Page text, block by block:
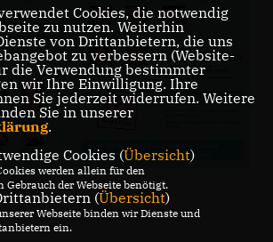
Cookies, die notwendig
zu nutzen. Weiterhin
von Drittanbietern, die uns
zu verbessern (Website-
die Verwendung bestimmter
wir Ihre Einwilligung. Ihre
Sie jederzeit widerrufen. Weitere
Sie in unserer
.
Cookies (Übersicht)
werden allein für den
Gebrauch der Webseite benötigt.
(Übersicht)
Webseite binden wir Dienste und
ein.